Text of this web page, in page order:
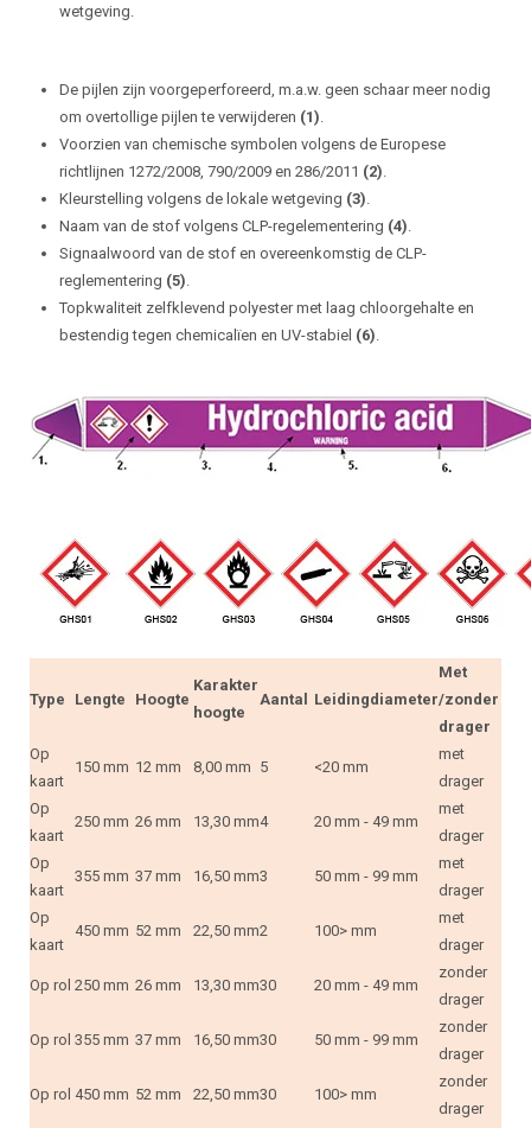
wetgeving.
De pijlen zijn voorgeperforeerd, m.a.w. geen schaar meer nodig
om overtollige pijlen te verwijderen (1).
Voorzien van chemische symbolen volgens de Europese
richtlijnen 1272/2008, 790/2009 en 286/2011 (2).
Kleurstelling volgens de lokale wetgeving (3).
Naam van de stof volgens CLP-regelementering (4).
Signaalwoord van de stof en overeenkomstig de CLP-
reglementering (5).
Topkwaliteit zelfklevend polyester met laag chloorgehalte en
bestendig tegen chemicalïen en UV-stabiel (6).
Type Lengte Hoogte
Karakter
hoogte
Aantal Leidingdiameter
Met
/zonder
drager
Op
kaart
150 mm 12 mm 8,00 mm 5 <20 mm
met
drager
Op
kaart
250 mm 26 mm 13,30 mm4 20 mm - 49 mm
met
drager
Op
kaart
355 mm 37 mm 16,50 mm3 50 mm - 99 mm
met
drager
Op
kaart
450 mm 52 mm 22,50 mm2 100> mm
met
drager
Op rol 250 mm 26 mm 13,30 mm30 20 mm - 49 mm
zonder
drager
Op rol 355 mm 37 mm 16,50 mm30 50 mm - 99 mm
zonder
drager
Op rol 450 mm 52 mm 22,50 mm30 100> mm
zonder
drager